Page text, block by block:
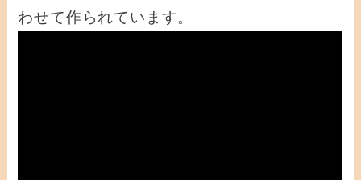
わせて作られています。